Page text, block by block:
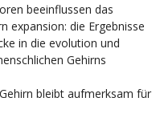
beeinflussen das
expansion: die Ergebnisse
in die evolution und
Gehirns
bleibt aufmerksam für